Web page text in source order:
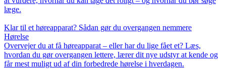
læge.
Klar til et høreapparat? Sådan gør du overgangen nemmere
Hørelse
Overvejer du at få høreapparat – eller har du lige fået et? Læs,
hvordan du gør overgangen lettere, lærer dit nye udstyr at kende og
får mest muligt ud af din forbedrede hørelse i hverdagen.